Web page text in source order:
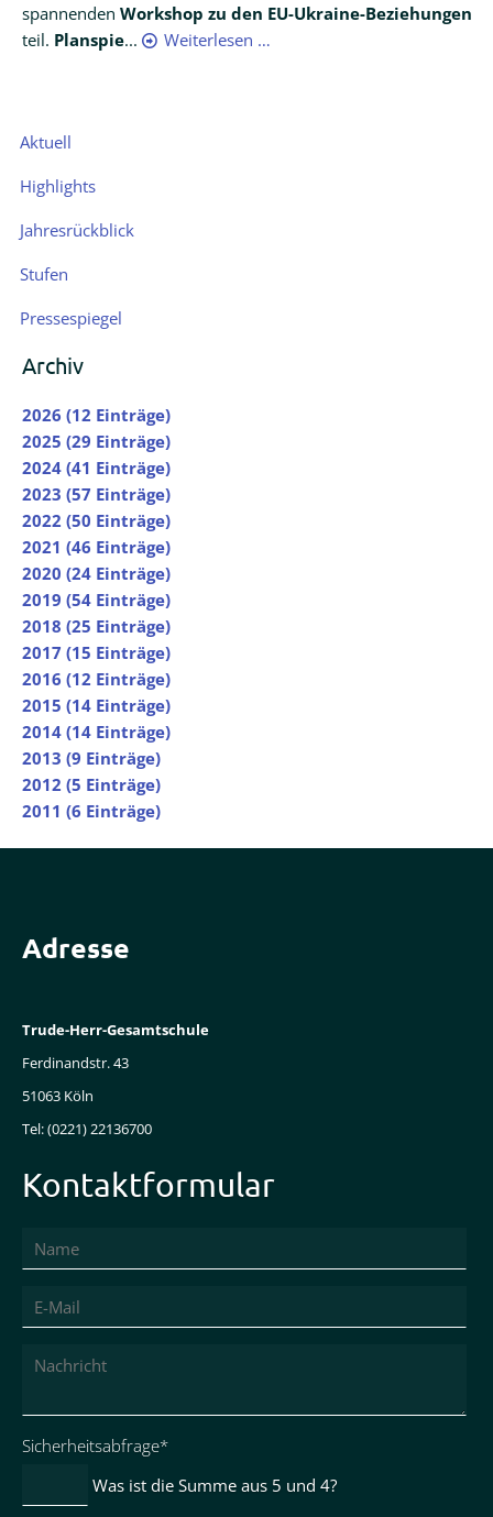
spannenden Workshop zu den EU-Ukraine-Beziehungen
teil. Planspie... Weiterlesen …
Navigation
Aktuell
Highlights
Jahresrückblick
Stufen
Pressespiegel
Archiv
2026 (12 Einträge)
2025 (29 Einträge)
2024 (41 Einträge)
2023 (57 Einträge)
2022 (50 Einträge)
2021 (46 Einträge)
2020 (24 Einträge)
2019 (54 Einträge)
2018 (25 Einträge)
2017 (15 Einträge)
2016 (12 Einträge)
2015 (14 Einträge)
2014 (14 Einträge)
2013 (9 Einträge)
2012 (5 Einträge)
2011 (6 Einträge)
Adresse
Trude-Herr-Gesamtschule
Ferdinandstr. 43
51063 Köln
Tel: (0221) 22136700
Kontaktformular
Pflichtfeld
Sicherheitsabfrage*
Was ist die Summe aus 5 und 4?